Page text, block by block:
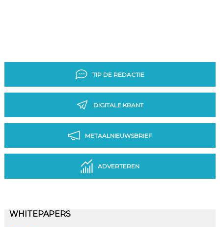
TIP DE REDACTIE
DIGITALE KRANT
METAALNIEUWSBRIEF
ADVERTEREN
WHITEPAPERS